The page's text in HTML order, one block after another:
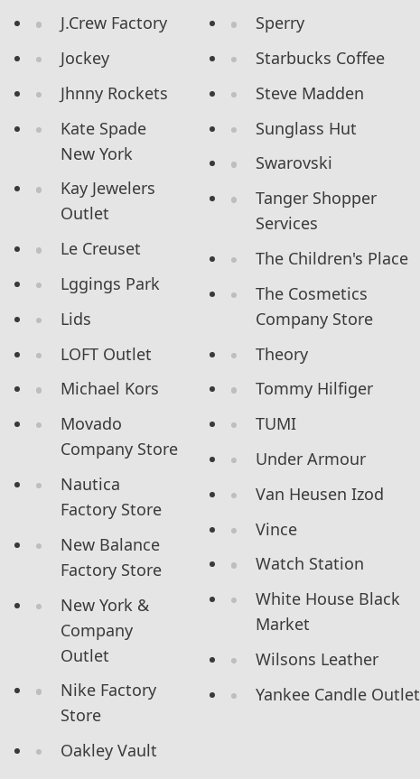
J.Crew Factory
Jockey
Jhnny Rockets
Kate Spade
New York
Kay Jewelers
Outlet
Le Creuset
Lggings Park
Lids
LOFT Outlet
Michael Kors
Movado
Company Store
Nautica
Factory Store
New Balance
Factory Store
New York &
Company
Outlet
Nike Factory
Store
Oakley Vault
Sperry
Starbucks Coffee
Steve Madden
Sunglass Hut
Swarovski
Tanger Shopper
Services
The Children's Place
The Cosmetics
Company Store
Theory
Tommy Hilfiger
TUMI
Under Armour
Van Heusen Izod
Vince
Watch Station
White House Black
Market
Wilsons Leather
Yankee Candle Outlet